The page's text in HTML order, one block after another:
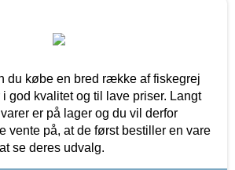
du købe en bred række af fiskegrej
god kvalitet og til lave priser. Langt
er på lager og du vil derfor
vente på, at de først bestiller en vare
se deres udvalg.